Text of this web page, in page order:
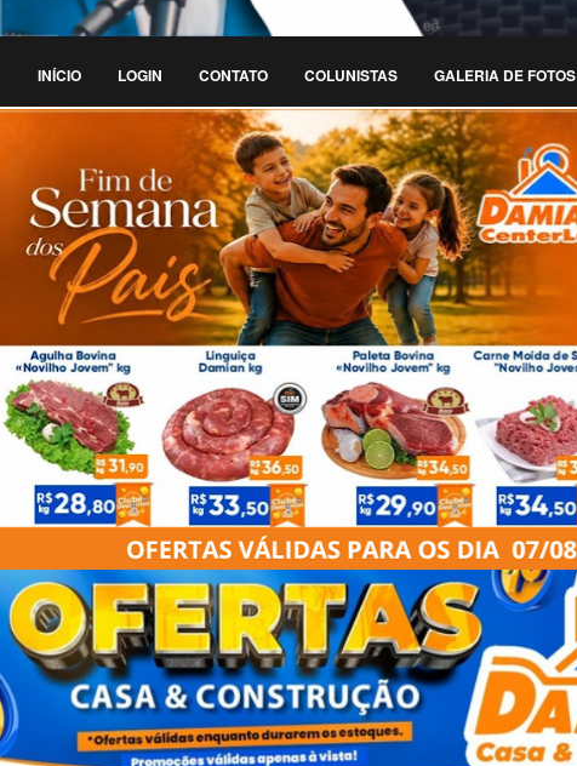
INÍCIO LOGIN CONTATO COLUNISTAS GALERIA DE FOTOS